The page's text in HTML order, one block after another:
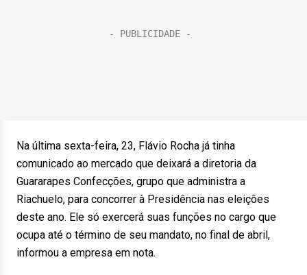
Na última sexta-feira, 23, Flávio Rocha já tinha
comunicado ao mercado que deixará a diretoria da
Guararapes Confecções, grupo que administra a
Riachuelo, para concorrer à Presidência nas eleições
deste ano. Ele só exercerá suas funções no cargo que
ocupa até o término de seu mandato, no final de abril,
informou a empresa em nota.